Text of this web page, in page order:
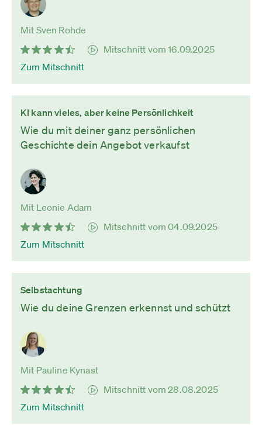
Mit Sven Rohde
Mitschnitt vom 16.09.2025
Zum Mitschnitt
KI kann vieles, aber keine Persönlichkeit
Wie du mit deiner ganz persönlichen
Geschichte dein Angebot verkaufst
Mit Leonie Adam
Mitschnitt vom 04.09.2025
Zum Mitschnitt
Selbstachtung
Wie du deine Grenzen erkennst und schützt
Mit Pauline Kynast
Mitschnitt vom 28.08.2025
Zum Mitschnitt